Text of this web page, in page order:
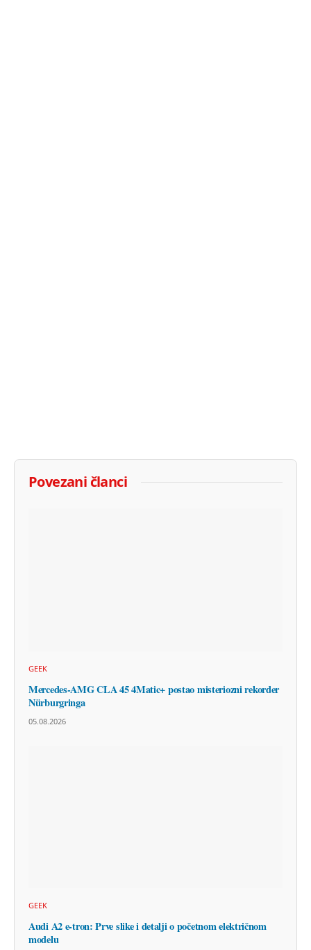
Povezani članci
GEEK
Mercedes-AMG CLA 45 4Matic+ postao misteriozni rekorder
Nürburgringa
05.08.2026
GEEK
Audi A2 e-tron: Prve slike i detalji o početnom električnom
modelu